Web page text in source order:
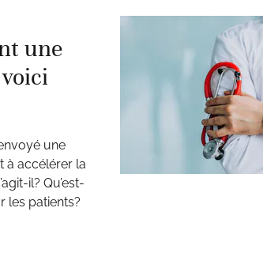
une
une
à accélérer la
il? Qu’est-
les patients?